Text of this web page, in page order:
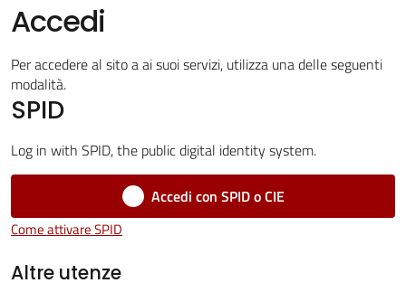
Amministrazione
Novità
Servizi
Maggiore
Menu selezionato
Accedi
Per accedere al sito a ai suoi servizi, utilizza una delle seguenti
modalità.
SPID
Log in with SPID, the public digital identity system.
Accedi con SPID o CIE
Come attivare SPID
Altre utenze